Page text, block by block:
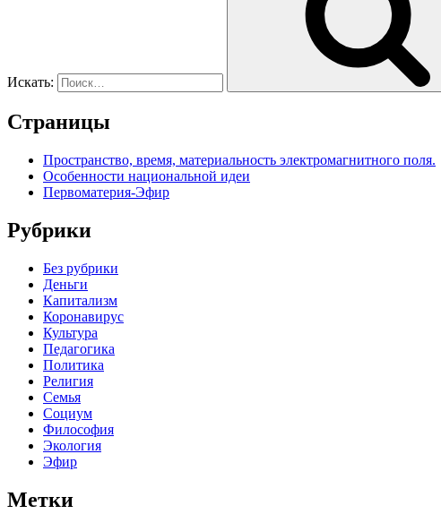
Искать:
Страницы
Пространство, время, материальность электромагнитного поля.
Особенности национальной идеи
Первоматерия-Эфир
Рубрики
Без рубрики
Деньги
Капитализм
Коронавирус
Культура
Педагогика
Политика
Религия
Семья
Социум
Философия
Экология
Эфир
Метки